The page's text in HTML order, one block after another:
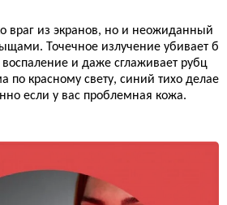
враг из экранов, но и неожиданный
Точечное излучение убивает б
и даже сглаживает рубц
по красному свету, синий тихо делае
если у вас проблемная кожа.